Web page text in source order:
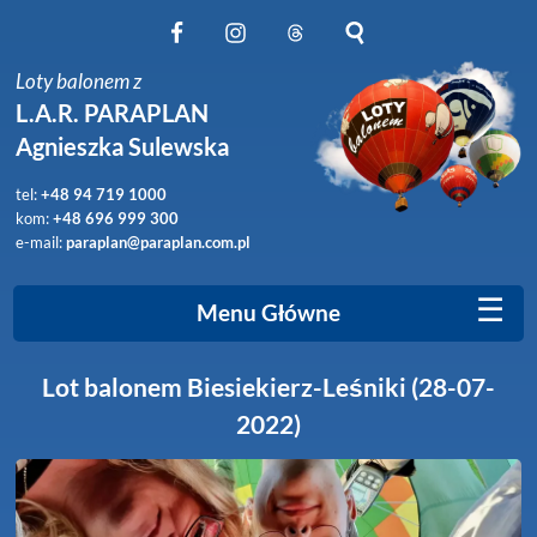
Obserwuj nas na Instagram
Obserwuj nas na Threads
Szukaj na stronie
Loty balonem z
L.A.R. PARAPLAN
Agnieszka Sulewska
tel:+48 94 719 1000
kom:+48 696 999 300
e-mail:paraplan@paraplan.com.pl
Menu Główne ☰
Lot balonem Biesiekierz-Leśniki (28-07-
2022)